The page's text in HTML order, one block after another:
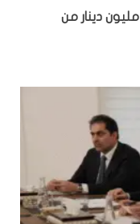
مشغل مولدة يختفي بعد جباية 11 مليون دينار من